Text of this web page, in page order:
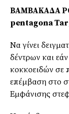
ΒΑΜΒΑΚΑΔΑ
pentagona
Να γίνει
δέντρων και
κοκκοειδών σε
επέμβαση στο
Εμφάνισης